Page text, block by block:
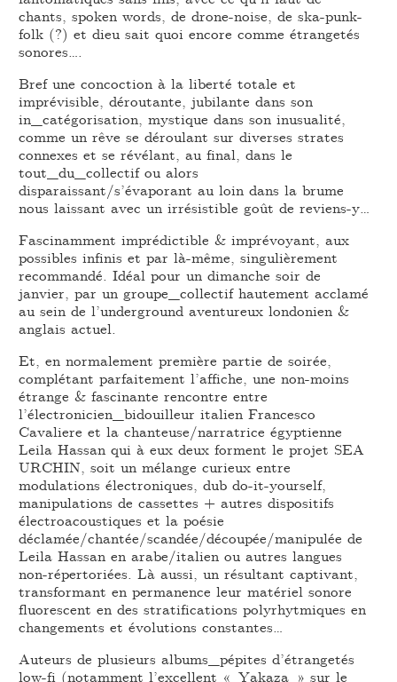
chants, spoken words, de drone-noise, de ska-punk-
folk (?) et dieu sait quoi encore comme étrangetés
sonores….
Bref une concoction à la liberté totale et
imprévisible, déroutante, jubilante dans son
in_catégorisation, mystique dans son inusualité,
comme un rêve se déroulant sur diverses strates
connexes et se révélant, au final, dans le
tout_du_collectif ou alors
disparaissant/s’évaporant au loin dans la brume
nous laissant avec un irrésistible goût de reviens-y…
Fascinamment imprédictible & imprévoyant, aux
possibles infinis et par là-même, singulièrement
recommandé. Idéal pour un dimanche soir de
janvier, par un groupe_collectif hautement acclamé
au sein de l’underground aventureux londonien &
anglais actuel.
Et, en normalement première partie de soirée,
complétant parfaitement l’affiche, une non-moins
étrange & fascinante rencontre entre
l’électronicien_bidouilleur italien Francesco
Cavaliere et la chanteuse/narratrice égyptienne
Leila Hassan qui à eux deux forment le projet SEA
URCHIN, soit un mélange curieux entre
modulations électroniques, dub do-it-yourself,
manipulations de cassettes + autres dispositifs
électroacoustiques et la poésie
déclamée/chantée/scandée/découpée/manipulée de
Leila Hassan en arabe/italien ou autres langues
non-répertoriées. Là aussi, un résultant captivant,
transformant en permanence leur matériel sonore
fluorescent en des stratifications polyrhytmiques en
changements et évolutions constantes…
Auteurs de plusieurs albums_pépites d’étrangetés
low-fi (notamment l’excellent « Yakaza » sur le